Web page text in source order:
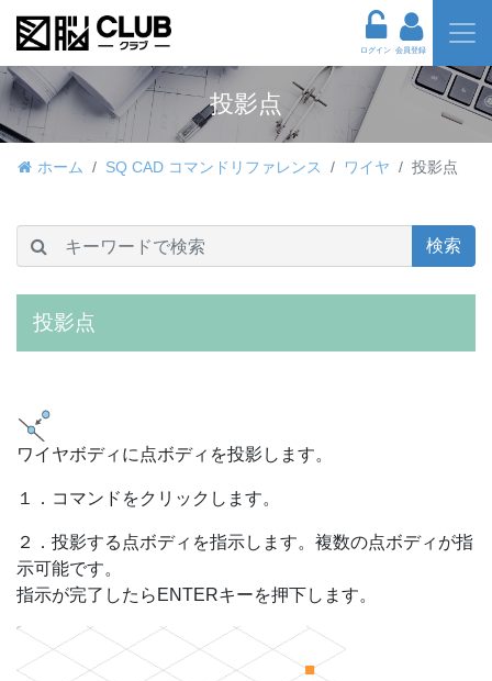
ログイン 会員登録
投影点
ホーム SQ CAD コマンドリファレンス ワイヤ 投影点
検索
投影点
ワイヤボディに点ボディを投影します。
１．コマンドをクリックします。
２．投影する点ボディを指示します。複数の点ボディが指
示可能です。
指示が完了したらENTERキーを押下します。